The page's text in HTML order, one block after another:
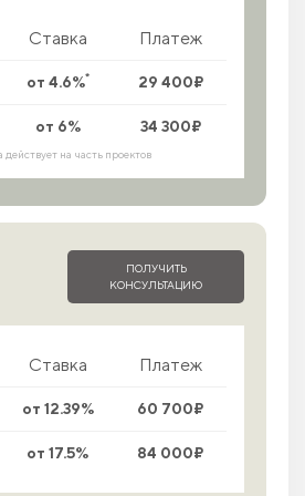
Ставка Платеж
от 4.6%* 29 400₽
от 6% 34 300₽
действует на часть проектов
ПОЛУЧИТЬ
КОНСУЛЬТАЦИЮ
Ставка Платеж
от 12.39% 60 700₽
от 17.5% 84 000₽